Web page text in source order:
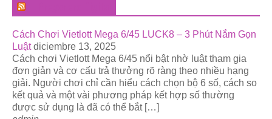
Cách Chơi Vietlott Mega 6/45 LUCK8 – 3 Phút Nắm Gọn
Luật diciembre 13, 2025
Cách chơi Vietlott Mega 6/45 nổi bật nhờ luật tham gia
đơn giản và cơ cấu trả thưởng rõ ràng theo nhiều hạng
giải. Người chơi chỉ cần hiểu cách chọn bộ 6 số, cách so
kết quả và một vài phương pháp kết hợp số thường
được sử dụng là đã có thể bắt […]